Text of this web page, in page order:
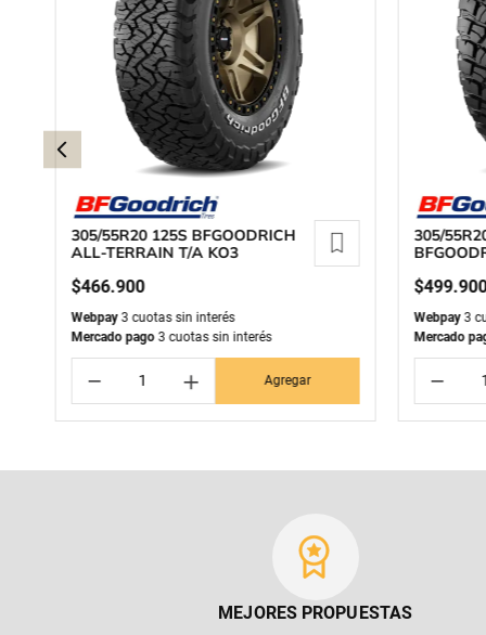
305/55R20 125S BFGOODRICH
ALL-TERRAIN T/A KO3
$466.900
Webpay3 cuotas sin interés
Mercado pago3 cuotas sin interés
＋
－ Agregar
305/
$499.
Webpay3
Mercado
－
MEJORES PROPUESTAS